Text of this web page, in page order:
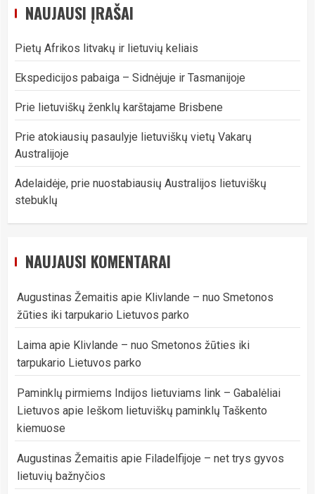
NAUJAUSI ĮRAŠAI
Pietų Afrikos litvakų ir lietuvių keliais
Ekspedicijos pabaiga – Sidnėjuje ir Tasmanijoje
Prie lietuviškų ženklų karštajame Brisbene
Prie atokiausių pasaulyje lietuviškų vietų Vakarų
Australijoje
Adelaidėje, prie nuostabiausių Australijos lietuviškų
stebuklų
NAUJAUSI KOMENTARAI
Augustinas Žemaitis apie Klivlande – nuo Smetonos
žūties iki tarpukario Lietuvos parko
Laima apie Klivlande – nuo Smetonos žūties iki
tarpukario Lietuvos parko
Paminklų pirmiems Indijos lietuviams link – Gabalėliai
Lietuvos apie Ieškom lietuviškų paminklų Taškento
kiemuose
Augustinas Žemaitis apie Filadelfijoje – net trys gyvos
lietuvių bažnyčios